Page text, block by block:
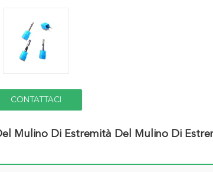
CONTATTACI
Mulino Di Estremità Del Mulino Di